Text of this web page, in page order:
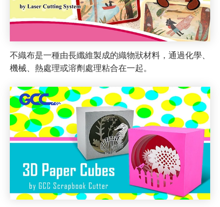
不織布是一種由長纖維製成的織物狀材料，通過化學、
機械、熱處理或溶劑處理粘合在一起。